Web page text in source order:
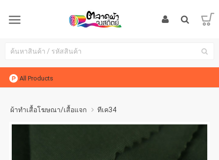
All Products
ผ้าทำเสื้อโฆษณา/เสื้อแจก ทีเค34